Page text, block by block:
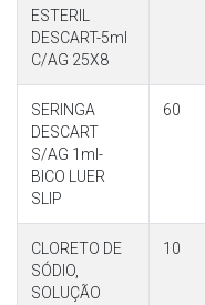
ESTERIL
DESCART-5ml
C/AG 25X8
SERINGA
DESCART
S/AG 1ml-
BICO LUER
SLIP
60
CLORETO DE
SÓDIO,
SOLUÇÃO
10